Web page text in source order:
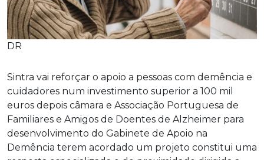
DR
Sintra vai reforçar o apoio a pessoas com demência e
cuidadores num investimento superior a 100 mil
euros depois câmara e Associação Portuguesa de
Familiares e Amigos de Doentes de Alzheimer para
desenvolvimento do Gabinete de Apoio na
Demência terem acordado um projeto constitui uma